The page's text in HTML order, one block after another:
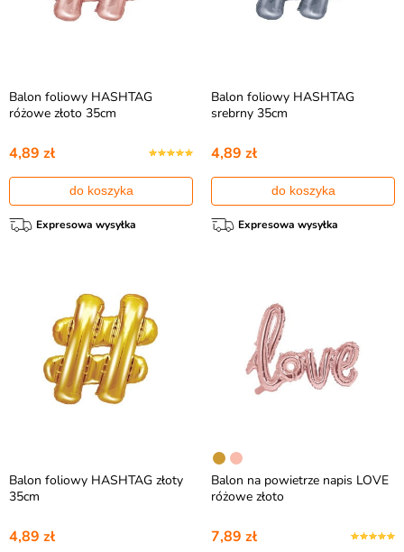
Balon foliowy HASHTAG
różowe złoto 35cm
4,89 zł
do koszyka
Expresowa wysyłka
Balon foliowy HASHTAG
srebrny 35cm
4,89 zł
do koszyka
Expresowa wysyłka
Balon foliowy HASHTAG złoty
35cm
4,89 zł
Balon na powietrze napis LOVE
różowe złoto
7,89 zł